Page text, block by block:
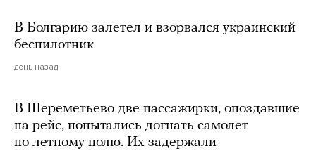
В Болгарию залетел и взорвался украинский
беспилотник
день назад
В Шереметьево две пассажирки, опоздавшие
на рейс, попытались догнать самолет
по летному полю. Их задержали